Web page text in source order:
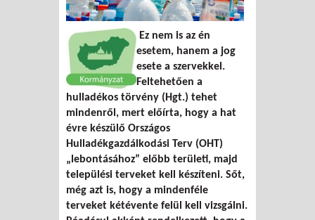
Ez nem is az én
esetem, hanem a jog
esete a szervekkel.
Feltehetően a
hulladékos törvény (Hgt.) tehet
mindenről, mert előírta, hogy a hat
évre készülő Országos
Hulladékgazdálkodási Terv (OHT)
„lebontásához” előbb területi, majd
települési terveket kell készíteni. Sőt,
még azt is, hogy a mindenféle
terveket kétévente felül kell vizsgálni.